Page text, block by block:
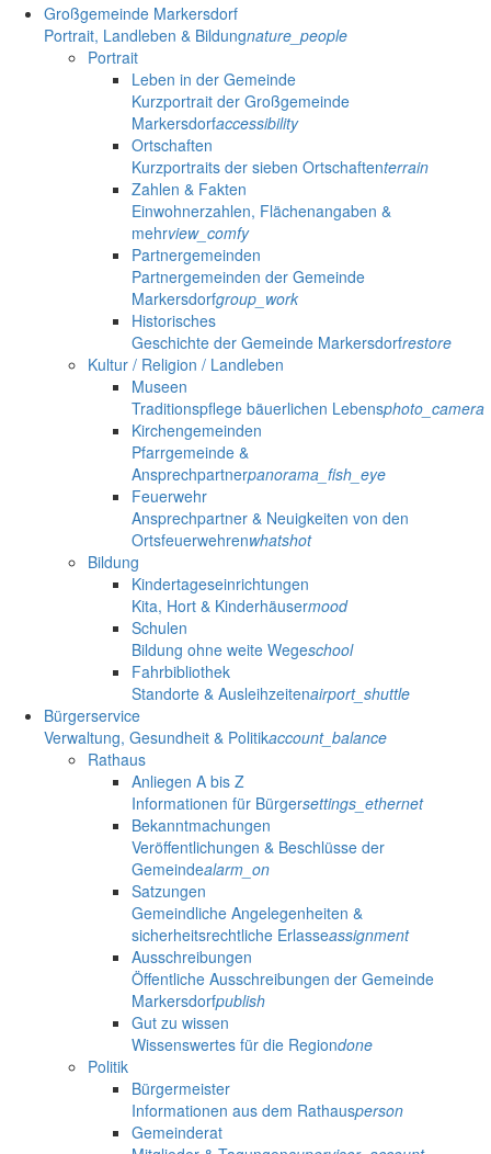
Großgemeinde Markersdorf
Portrait, Landleben & Bildungnature_people
Portrait
Leben in der Gemeinde
Kurzportrait der Großgemeinde
Markersdorfaccessibility
Ortschaften
Kurzportraits der sieben Ortschaftenterrain
Zahlen & Fakten
Einwohnerzahlen, Flächenangaben &
mehrview_comfy
Partnergemeinden
Partnergemeinden der Gemeinde
Markersdorfgroup_work
Historisches
Geschichte der Gemeinde Markersdorfrestore
Kultur / Religion / Landleben
Museen
Traditionspflege bäuerlichen Lebensphoto_camera
Kirchengemeinden
Pfarrgemeinde &
Ansprechpartnerpanorama_fish_eye
Feuerwehr
Ansprechpartner & Neuigkeiten von den
Ortsfeuerwehrenwhatshot
Bildung
Kindertageseinrichtungen
Kita, Hort & Kinderhäusermood
Schulen
Bildung ohne weite Wegeschool
Fahrbibliothek
Standorte & Ausleihzeitenairport_shuttle
Bürgerservice
Verwaltung, Gesundheit & Politikaccount_balance
Rathaus
Anliegen A bis Z
Informationen für Bürgersettings_ethernet
Bekanntmachungen
Veröffentlichungen & Beschlüsse der
Gemeindealarm_on
Satzungen
Gemeindliche Angelegenheiten &
sicherheitsrechtliche Erlasseassignment
Ausschreibungen
Öffentliche Ausschreibungen der Gemeinde
Markersdorfpublish
Gut zu wissen
Wissenswertes für die Regiondone
Politik
Bürgermeister
Informationen aus dem Rathausperson
Gemeinderat